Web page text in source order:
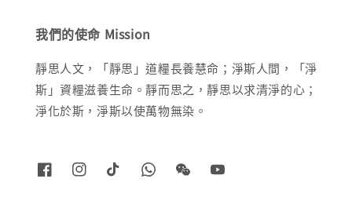
我們的使命 Mission
靜思人文，「靜思」道糧長養慧命；淨斯人間，「淨
斯」資糧滋養生命。靜而思之，靜思以求清淨的心；
淨化於斯，淨斯以使萬物無染。